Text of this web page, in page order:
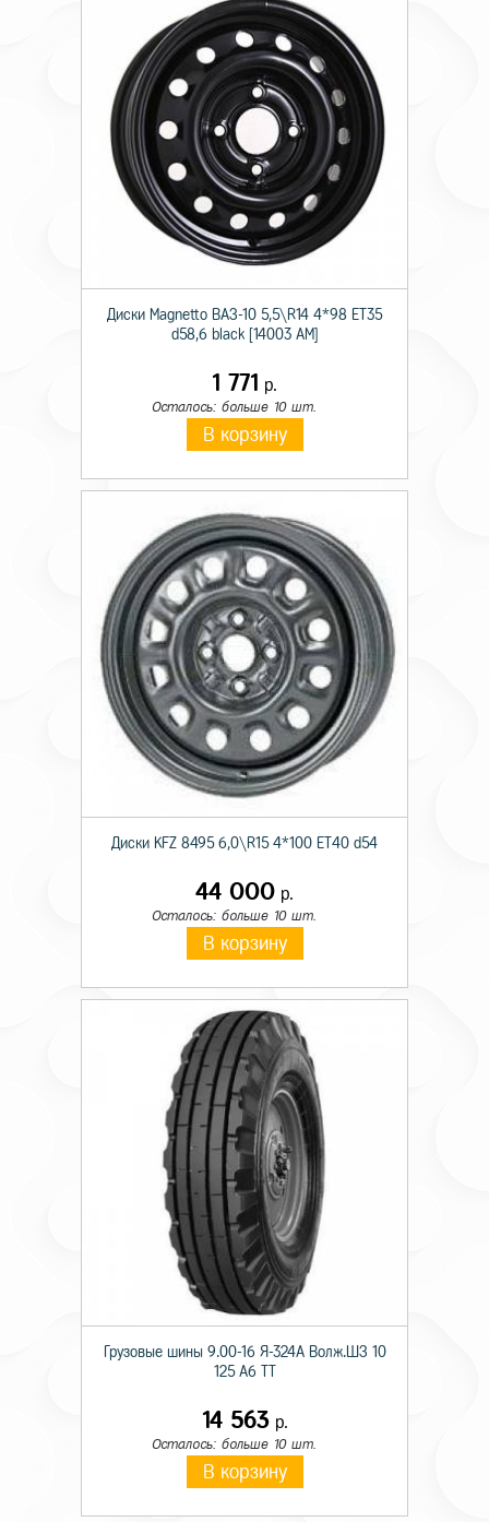
Диски Magnetto ВАЗ-10 5,5\R14 4*98 ET35
d58,6 black [14003 AM]
1 771 р.
Осталось: больше 10 шт.
В корзину
Диски KFZ 8495 6,0\R15 4*100 ET40 d54
44 000 р.
Осталось: больше 10 шт.
В корзину
Грузовые шины 9.00-16 Я-324А Волж.ШЗ 10
125 A6 TT
14 563р.
Осталось: больше 10 шт.
В корзину